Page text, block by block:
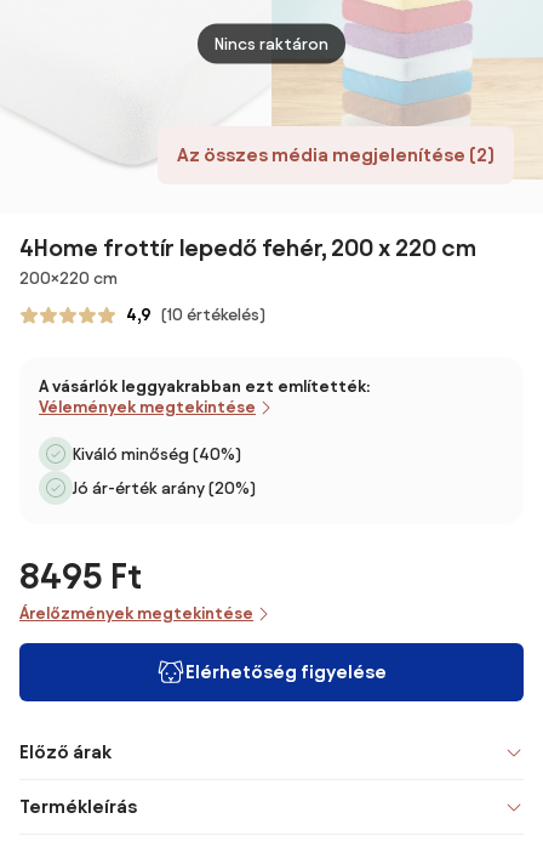
Az összes média megjelenítése (2)
Nincs raktáron
4Home frottír lepedő fehér, 200 x 220 cm
Méretek
200×220 cm
4,9 (10 értékelés)
A vásárlók leggyakrabban ezt említették:
Vélemények megtekintése
Kiváló minőség (40%)
Jó ár-érték arány (20%)
8495 Ft
Árelőzmények megtekintése
Elérhetőség figyelése
Előző árak
Termékleírás